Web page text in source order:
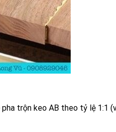
trộn keo AB theo tỷ lệ 1:1